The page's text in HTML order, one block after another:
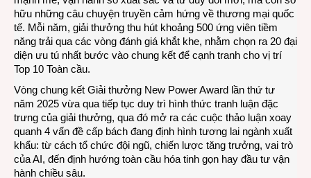
hữu những câu chuyện truyền cảm hứng về thương mại quốc
tế. Mỗi năm, giải thưởng thu hút khoảng 500 ứng viên tiềm
năng trải qua các vòng đánh giá khắt khe, nhằm chọn ra 20 đại
diện ưu tú nhất bước vào chung kết để cạnh tranh cho vị trí
Top 10 Toàn cầu.
Vòng chung kết Giải thưởng New Power Award lần thứ tư
năm 2025 vừa qua tiếp tục duy trì hình thức tranh luận đặc
trưng của giải thưởng, qua đó mở ra các cuộc thảo luận xoay
quanh 4 vấn đề cấp bách đang định hình tương lai ngành xuất
khẩu: từ cách tổ chức đội ngũ, chiến lược tăng trưởng, vai trò
của AI, đến định hướng toàn cầu hóa tinh gọn hay đầu tư vận
hành chiều sâu.